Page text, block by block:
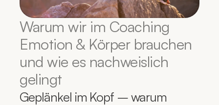
Warum wir im Coaching
Emotion & Körper brauchen
und wie es nachweislich
gelingt
Geplänkel im Kopf – warum